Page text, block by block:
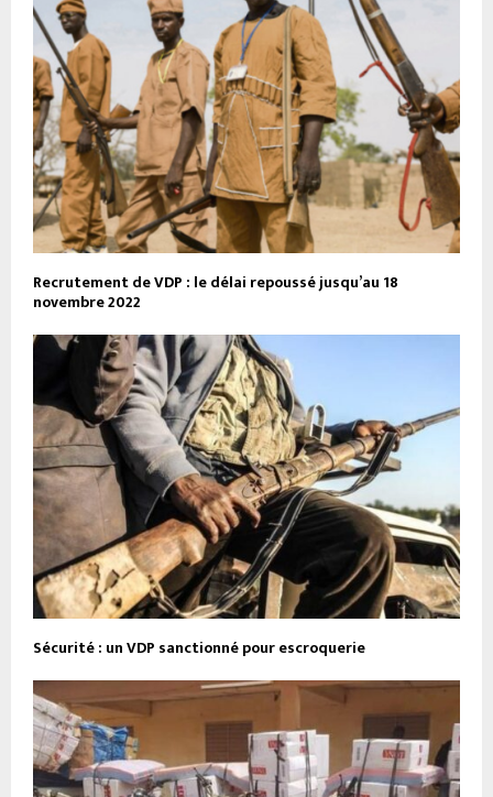
Recrutement de VDP : le délai repoussé jusqu’au 18
novembre 2022
Sécurité : un VDP sanctionné pour escroquerie